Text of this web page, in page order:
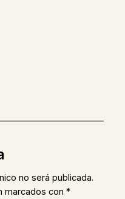
no será publicada.
marcados con *